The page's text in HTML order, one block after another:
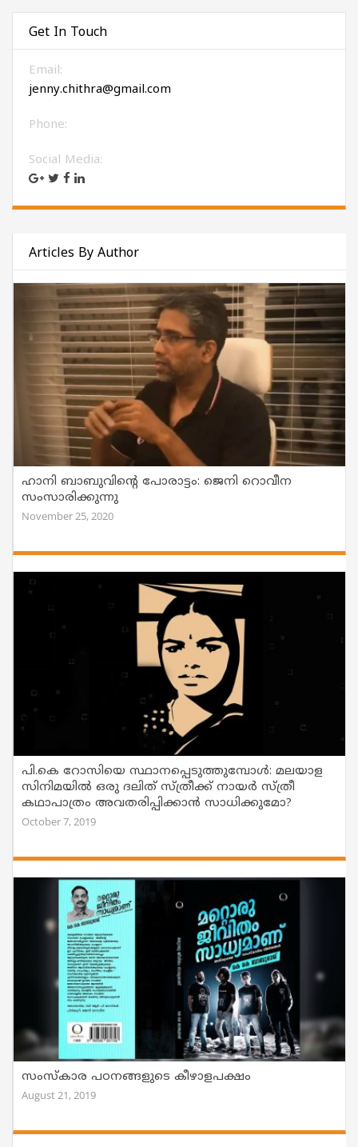
Get In Touch
Email:
jenny.chithra@gmail.com
Phone:
Social Media:
Articles By Author
ഹാനി ബാബുവിന്റെ പോരാട്ടം: ജെനി റൊവീന
സംസാരിക്കുന്നു
November 25, 2020
പി.കെ റോസിയെ സ്ഥാനപ്പെടുത്തുമ്പോൾ: മലയാള
സിനിമയില്‍ ഒരു ദലിത് സ്ത്രീക്ക് നായര്‍ സ്ത്രീ
കഥാപാത്രം അവതരിപ്പിക്കാന്‍ സാധിക്കുമോ?
October 7, 2019
സംസ്കാര പഠനങ്ങളുടെ കീഴാളപക്ഷം
August 21, 2019